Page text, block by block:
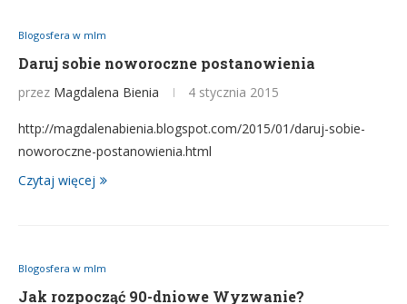
Blogosfera w mlm
Daruj sobie noworoczne postanowienia
przez Magdalena Bienia 4 stycznia 2015
http://magdalenabienia.blogspot.com/2015/01/daruj-sobie-
noworoczne-postanowienia.html
Czytaj więcej
Blogosfera w mlm
Jak rozpocząć 90-dniowe Wyzwanie?